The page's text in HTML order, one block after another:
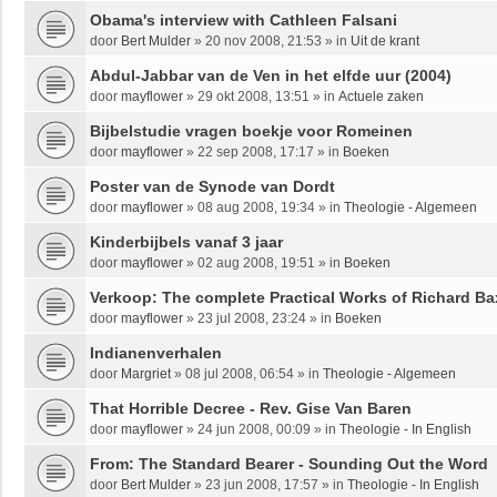
Obama's interview with Cathleen Falsani
door Bert Mulder » 20 nov 2008, 21:53 » in Uit de krant
Abdul-Jabbar van de Ven in het elfde uur (2004)
door mayflower » 29 okt 2008, 13:51 » in Actuele zaken
Bijbelstudie vragen boekje voor Romeinen
door mayflower » 22 sep 2008, 17:17 » in Boeken
Poster van de Synode van Dordt
door mayflower » 08 aug 2008, 19:34 » in Theologie - Algemeen
Kinderbijbels vanaf 3 jaar
door mayflower » 02 aug 2008, 19:51 » in Boeken
Verkoop: The complete Practical Works of Richard
door mayflower » 23 jul 2008, 23:24 » in Boeken
Indianenverhalen
door Margriet» 08 jul 2008, 06:54 » in Theologie - Algemeen
That Horrible Decree - Rev. Gise Van Baren
door mayflower » 24 jun 2008, 00:09 » in Theologie - In English
From: The Standard Bearer - Sounding Out the Word
door Bert Mulder » 23 jun 2008, 17:57 » in Theologie - In English